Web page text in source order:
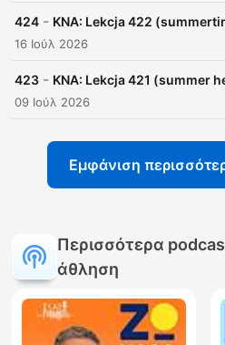
424 - KNA: Lekcja 422
16 Ιούλ 2026
423 - KNA: Lekcja 421 (summer
09 Ιούλ 2026
Εμφάνιση
Περισσότερα
άθληση